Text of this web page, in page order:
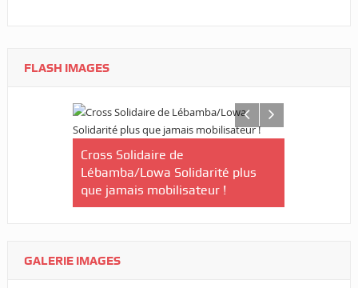
FLASH IMAGES
Cross Solidaire de
Lébamba/Lowa Solidarité plus
que jamais mobilisateur !
GALERIE IMAGES